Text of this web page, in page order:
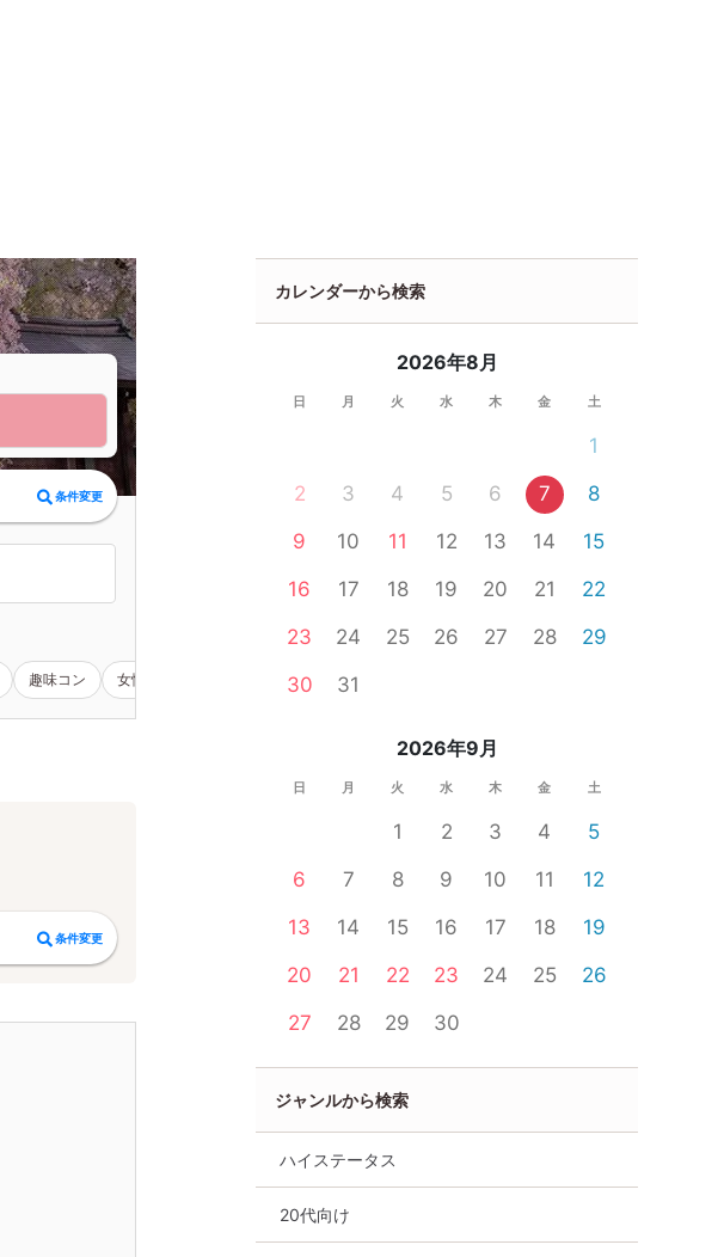
条件変更
趣味コン 女性無料 婚活セミナー 一人参加限定
条件変更
カレンダーから検索
2026年8月
日 月 火 水 木 金 土
1
2
3 4 5 6 7
8
9
10 11 12 13 14
15
16
17 18 19 20 21
22
23
24 25 26 27 28
29
30
31
2026年9月
日 月 火 水 木 金 土
1 2 3 4
5
6
7 8 9 10 11
12
13
14 15 16 17 18
19
20
21 22 23 24 25
26
27
28 29 30
ジャンルから検索
ハイステータス
20代向け